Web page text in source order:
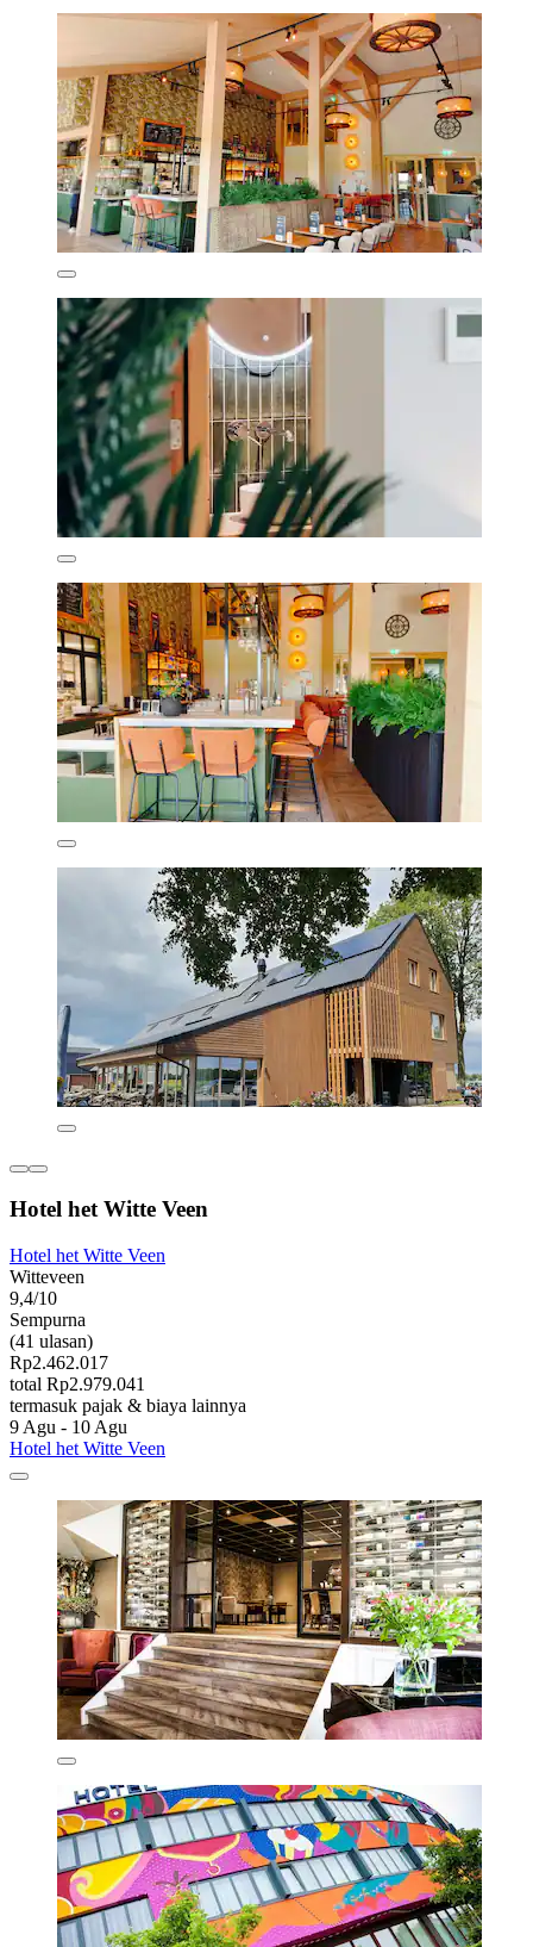
Hotel het Witte Veen
Hotel het Witte Veen
Witteveen
9,4/10
Sempurna
(41 ulasan)
Rp2.462.017
total Rp2.979.041
termasuk pajak & biaya lainnya
9 Agu - 10 Agu
Hotel het Witte Veen